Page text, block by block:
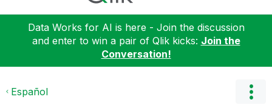
Data Works for AI is here - Join the discussion
and enter to win a pair of Qlik kicks: Join the
Conversation!
Español